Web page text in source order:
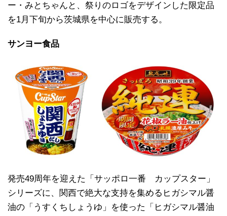
ー・みとちゃんと、祭りのロゴをデザインした限定品
を1月下旬から茨城県を中心に販売する。
サンヨー食品
発売49周年を迎えた「サッポロ一番 カップスター」
シリーズに、関西で絶大な支持を集めるヒガシマル醤
油の「うすくちしょうゆ」を使った「ヒガシマル醤油